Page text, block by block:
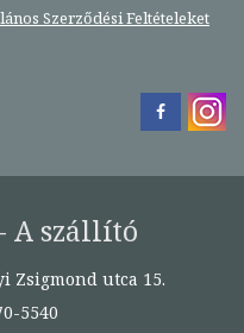
Szerződési Feltételeket
A szállító
Zsigmond utca 15.
5540